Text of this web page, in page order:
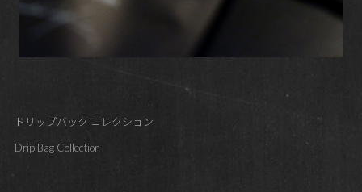
ドリップバック コレクション
Drip Bag Collection